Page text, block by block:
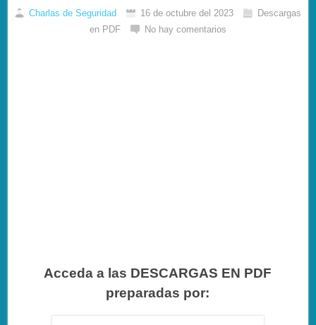
Charlas de Seguridad 16 de octubre del 2023
Descargas
en PDF
No hay comentarios
Acceda a las DESCARGAS EN PDF
preparadas por: